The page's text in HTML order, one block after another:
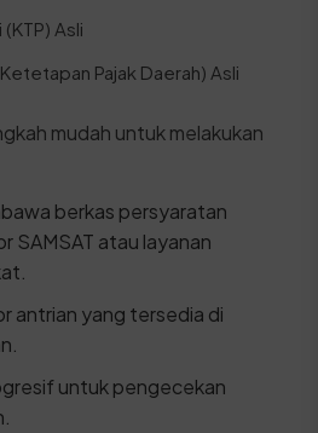
Asli
Pajak Daerah) Asli
mudah untuk melakukan
berkas persyaratan
SAMSAT atau layanan
antrian yang tersedia di
untuk pengecekan